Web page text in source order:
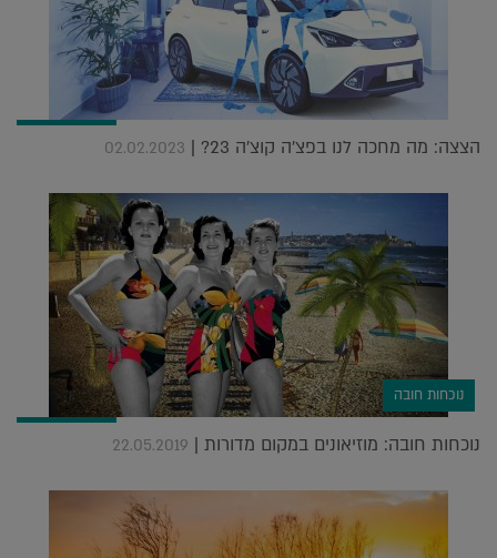
הצצה: מה מחכה לנו בפצ'ה קוצ'ה 23? | 02.02.2023
נוכחות חובה
נוכחות חובה: מוזיאונים במקום מדורות | 22.05.2019